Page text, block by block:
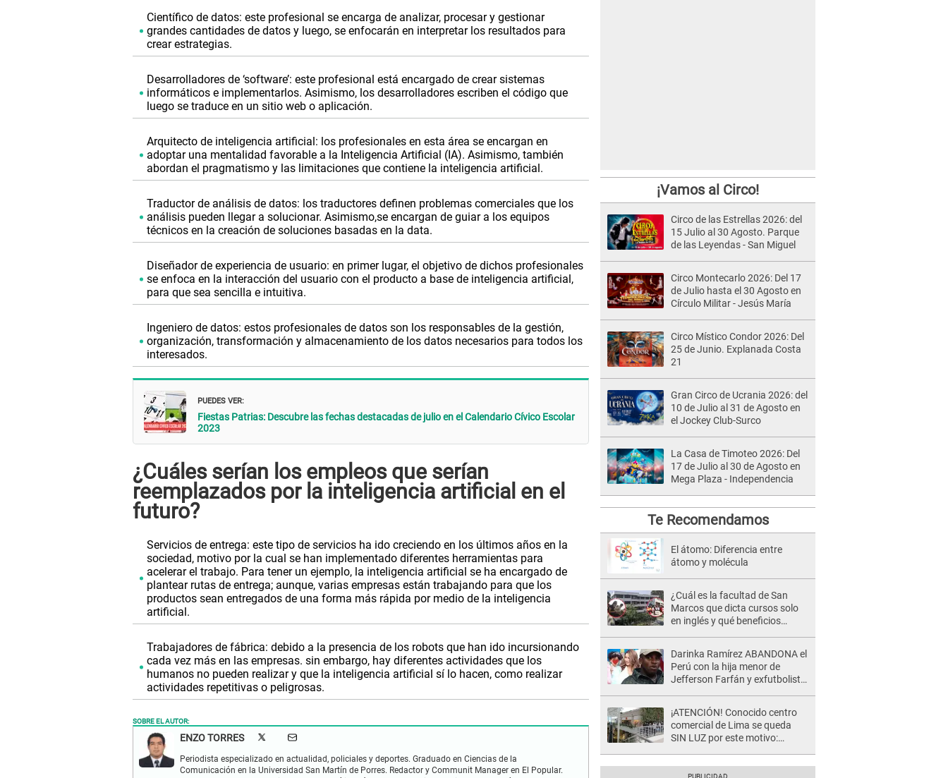
Científico de datos: este profesional se encarga de analizar, procesar y gestionar
grandes cantidades de datos y luego, se enfocarán en interpretar los resultados para
crear estrategias.
Desarrolladores de ‘software’: este profesional está encargado de crear sistemas
informáticos e implementarlos. Asimismo, los desarrolladores escriben el código que
luego se traduce en un sitio web o aplicación.
Arquitecto de inteligencia artificial: los profesionales en esta área se encargan en
adoptar una mentalidad favorable a la Inteligencia Artificial (IA). Asimismo, también
abordan el pragmatismo y las limitaciones que contiene la inteligencia artificial.
Traductor de análisis de datos: los traductores definen problemas comerciales que los
análisis pueden llegar a solucionar. Asimismo,se encargan de guiar a los equipos
técnicos en la creación de soluciones basadas en la data.
Diseñador de experiencia de usuario: en primer lugar, el objetivo de dichos profesionales
se enfoca en la interacción del usuario con el producto a base de inteligencia artificial,
para que sea sencilla e intuitiva.
Ingeniero de datos: estos profesionales de datos son los responsables de la gestión,
organización, transformación y almacenamiento de los datos necesarios para todos los
interesados.
PUEDES VER:
Fiestas Patrias: Descubre las fechas destacadas de julio en el Calendario Cívico Escolar
2023
¿Cuáles serían los empleos que serían
reemplazados por la inteligencia artificial en el
futuro?
Servicios de entrega: este tipo de servicios ha ido creciendo en los últimos años en la
sociedad, motivo por la cual se han implementado diferentes herramientas para
acelerar el trabajo. Para tener un ejemplo, la inteligencia artificial se ha encargado de
plantear rutas de entrega; aunque, varias empresas están trabajando para que los
productos sean entregados de una forma más rápida por medio de la inteligencia
artificial.
Trabajadores de fábrica: debido a la presencia de los robots que han ido incursionando
cada vez más en las empresas. sin embargo, hay diferentes actividades que los
humanos no pueden realizar y que la inteligencia artificial sí lo hacen, como realizar
actividades repetitivas o peligrosas.
SOBRE EL AUTOR:
ENZO TORRES
Periodista especializado en actualidad, policiales y deportes. Graduado en Ciencias de la
Comunicación en la Universidad San Martín de Porres. Redactor y Communit Manager en El Popular.
¡Vamos al Circo!
Circo de las Estrellas 2026: del
15 Julio al 30 Agosto. Parque
de las Leyendas - San Miguel
Circo Montecarlo 2026: Del 17
de Julio hasta el 30 Agosto en
Círculo Militar - Jesús María
Circo Místico Condor 2026: Del
25 de Junio. Explanada Costa
21
Gran Circo de Ucrania 2026: del
10 de Julio al 31 de Agosto en
el Jockey Club-Surco
La Casa de Timoteo 2026: Del
17 de Julio al 30 de Agosto en
Mega Plaza - Independencia
Te Recomendamos
El átomo: Diferencia entre
átomo y molécula
¿Cuál es la facultad de San
Marcos que dicta cursos solo
en inglés y qué beneficios
Darinka Ramírez ABANDONA el
Perú con la hija menor de
Jefferson Farfán y exfutbolista
¡ATENCIÓN! Conocido centro
comercial de Lima se queda
SIN LUZ por este motivo: